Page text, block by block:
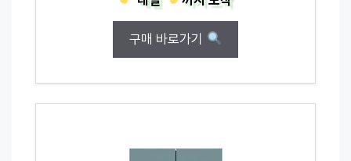
구매 바로가기